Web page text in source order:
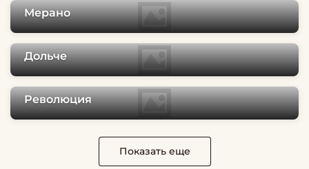
Мерано
Дольче
Революция
Показать еще